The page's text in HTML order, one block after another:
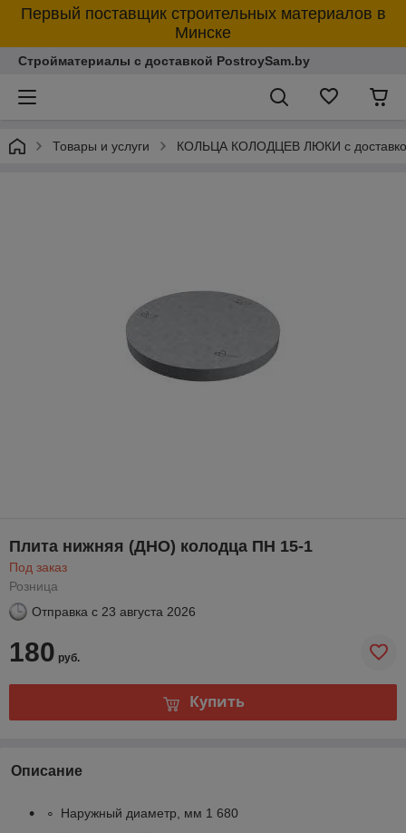
Первый поставщик строительных материалов в
Минске
Стройматериалы с доставкой PostroySam.by
Товары и услуги КОЛЬЦА КОЛОДЦЕВ ЛЮКИ с
Плита нижняя (ДНО) колодца ПН 15-1
Под заказ
Розница
Отправка с 23 августа 2026
180 руб.
Купить
Описание
Наружный диаметр, мм 1 680